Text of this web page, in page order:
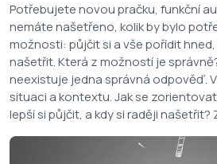
Potřebujete novou pračku, funkční
nemáte našetřeno, kolik by bylo
možnosti: půjčit si a vše pořídit
našetřit. Která z možností je
neexistuje jedna správná odpověď.
situaci a kontextu. Jak se
lepší si půjčit, a kdy si raději našetřit?